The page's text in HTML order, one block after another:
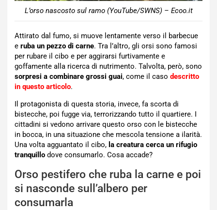
L’orso nascosto sul ramo (YouTube/SWNS) – Ecoo.it
Attirato dal fumo, si muove lentamente verso il barbecue
e ruba un pezzo di carne. Tra l’altro, gli orsi sono famosi
per rubare il cibo e per aggirarsi furtivamente e
goffamente alla ricerca di nutrimento. Talvolta, però, sono
sorpresi a combinare grossi guai, come il caso descritto
in questo articolo.
Il protagonista di questa storia, invece, fa scorta di
bistecche, poi fugge via, terrorizzando tutto il quartiere. I
cittadini si vedono arrivare questo orso con le bistecche
in bocca, in una situazione che mescola tensione a ilarità.
Una volta agguantato il cibo, a creatura cerca un rifugio
tranquillo dove consumarlo. Cosa accade?
Orso pestifero che ruba la carne e poi
si nasconde sull’albero per
consumarla